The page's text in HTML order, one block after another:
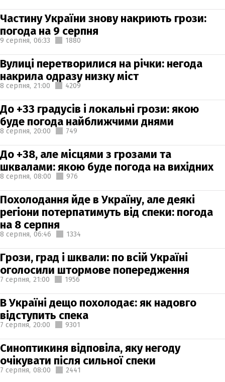
Частину України знову накриють грози:
погода на 9 серпня
9 серпня, 06:33 1880
Вулиці перетворилися на річки: негода
накрила одразу низку міст
8 серпня, 21:00 4209
До +33 градусів і локальні грози: якою
буде погода найближчими днями
8 серпня, 20:00 749
До +38, але місцями з грозами та
шквалами: якою буде погода на вихідних
8 серпня, 08:00 976
Похолодання йде в Україну, але деякі
регіони потерпатимуть від спеки: погода
на 8 серпня
8 серпня, 06:46 1334
Грози, град і шквали: по всій Україні
оголосили штормове попередження
7 серпня, 21:00 1956
В Україні дещо похолодає: як надовго
відступить спека
7 серпня, 20:00 9301
Синоптикиня відповіла, яку негоду
очікувати після сильної спеки
7 серпня, 08:00 2441